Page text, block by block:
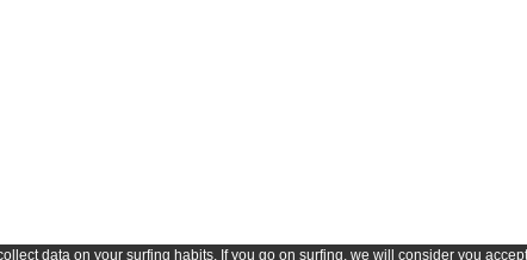
data on your surfing habits. If you go on surfing, we will consider you